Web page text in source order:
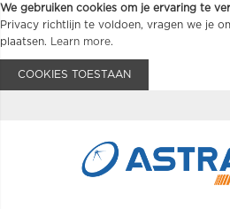
We gebruiken cookies om je ervaring te
Privacy richtlijn te voldoen, vragen we je
plaatsen.
Learn more.
COOKIES TOESTAAN